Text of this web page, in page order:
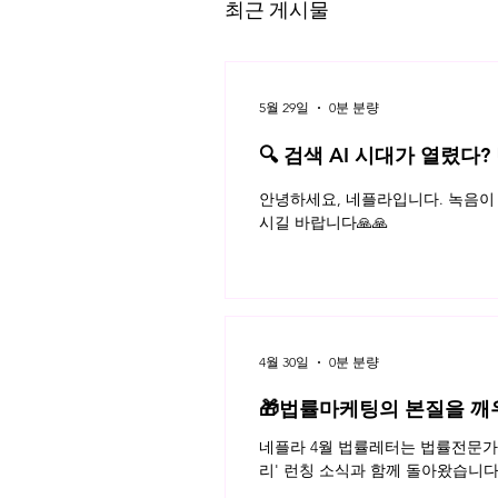
무단 웹크롤링과 데이터베이스 제
작자의 권리 보호
최근 게시물
🔍 검색 AI 시대가 열렸다
플라 법률레터
안녕하세요, 네플라입니다. 녹음
시길 바랍니다🙏🙏
5월 29일 0분 분량
🎁법률마케팅의 본질을
네플라 4월 법률레터는 법률전문
리' 런칭 소식과 함께 돌아왔습니
4월 30일 0분 분량